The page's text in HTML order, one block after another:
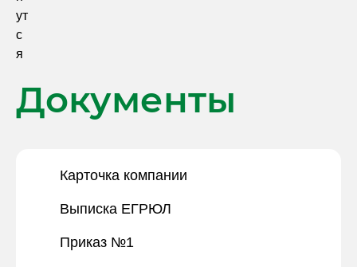
Документы
Карточка компании
Выписка ЕГРЮЛ
Приказ №1